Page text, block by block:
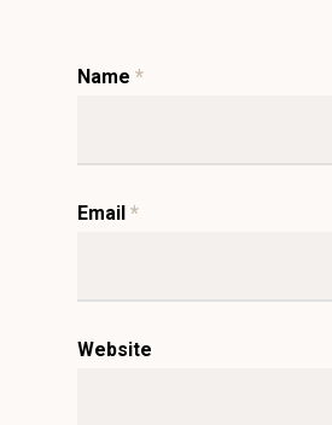
Name *
Email *
Website